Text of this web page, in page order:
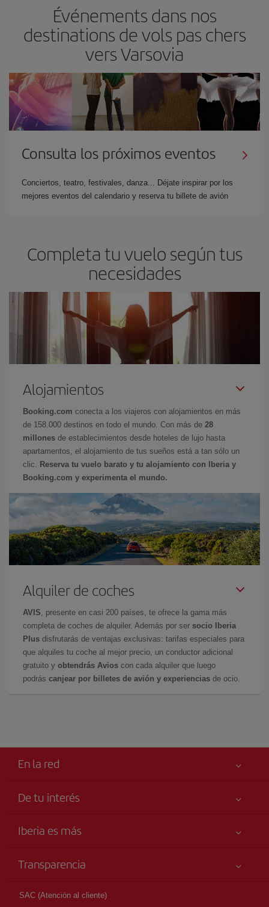
Événements dans nos
destinations de vols pas chers
vers Varsovia
Consulta los próximos eventos
Conciertos, teatro, festivales, danza... Déjate inspirar por los
mejores eventos del calendario y reserva tu billete de avión
Completa tu vuelo según tus
necesidades
Alojamientos
Booking.com conecta a los viajeros con alojamientos en más
de 158.000 destinos en todo el mundo. Con más de 28
millones de establecimientos desde hoteles de lujo hasta
apartamentos, el alojamiento de tus sueños está a tan sólo un
clic.
Reserva tu vuelo barato y tu alojamiento con Iberia y
Booking.com y experimenta el mundo.
Alquiler de coches
AVIS , presente en casi 200 países, te ofrece la gama más
completa de coches de alquiler. Además por ser socio Iberia
Plus disfrutarás de ventajas exclusivas: tarifas especiales para
que alquiles tu coche al mejor precio, un conductor adicional
gratuito y obtendrás Avios con cada alquiler que luego
podrás canjear por billetes de avión y experiencias de ocio.
En la red
De tu interés
Accesibilidad
Mapa del sitio
Iberia es más
Grupo Iberia
Accionistas e Inversores
Transparencia
SAC (Atención al cliente)